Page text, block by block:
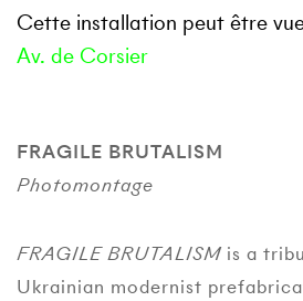
Cette installation peut être
Av. de Corsier
FRAGILE BRUTALISM
Photomontage
FRAGILE BRUTALISMis a
Ukrainian modernist